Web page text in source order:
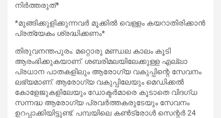
നിര്‍ത്തരുത്*
*മുങ്ങിക്കുളിക്കുന്നവര്‍ മൂക്കില്‍ വെള്ളം കയറാതിരിക്കാന്‍
പ്രത്യേകം ശ്രദ്ധിക്കണം*
തിരുവനന്തപുരം: മറ്റൊരു മണ്ഡല കാലം കൂടി
ആരംഭിക്കുകയാണ്. ശബരിമലയിലേക്കുള്ള എല്ലാ
പ്രധാന പാതകളിലും ആരോഗ്യ വകുപ്പിന്റെ സേവനം
ലഭ്യമാണ്. ആരോഗ്യ വകുപ്പിലേയും മെഡിക്കല്‍
കോളേജുകളിലേയും ഡോക്ടര്‍മാരെ കൂടാതെ വിദഗ്ധ
സന്നദ്ധ ആരോഗ്യ പ്രവര്‍ത്തകരുടേയും സേവനം
ഉറപ്പാക്കിയിട്ടുണ്ട്. പമ്പയിലെ കണ്‍ട്രോള്‍ സെന്റര്‍ 24